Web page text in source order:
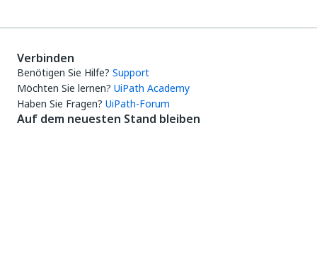
Verbinden
Benötigen Sie Hilfe? Support
Möchten Sie lernen? UiPath Academy
Haben Sie Fragen? UiPath-Forum
Auf dem neuesten Stand bleiben